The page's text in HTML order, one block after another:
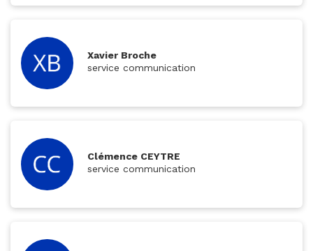
Xavier Broche
service communication
Clémence CEYTRE
service communication